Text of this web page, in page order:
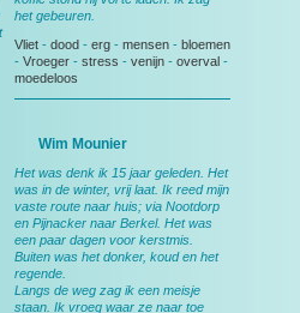
het gebeuren.
Vliet - dood - erg - mensen - bloemen
- Vroeger - stress - venijn - overval -
moedeloos
Wim Mounier
Het was denk ik 15 jaar geleden. Het
was in de winter, vrij laat. Ik reed mijn
vaste route naar huis; via Nootdorp
en Pijnacker naar Berkel. Het was
een paar dagen voor kerstmis.
Buiten was het donker, koud en het
regende.
Langs de weg zag ik een meisje
staan. Ik vroeg waar ze naar toe